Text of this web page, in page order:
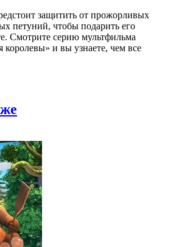
защитить от прожорливых
петуний, чтобы подарить его
Смотрите серию мультфильма
королевы» и вы узнаете, чем все